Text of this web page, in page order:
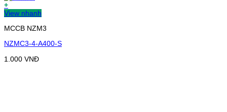
+
View nhanh
MCCB NZM3
NZMC3-4-A400-S
1.000 VNĐ